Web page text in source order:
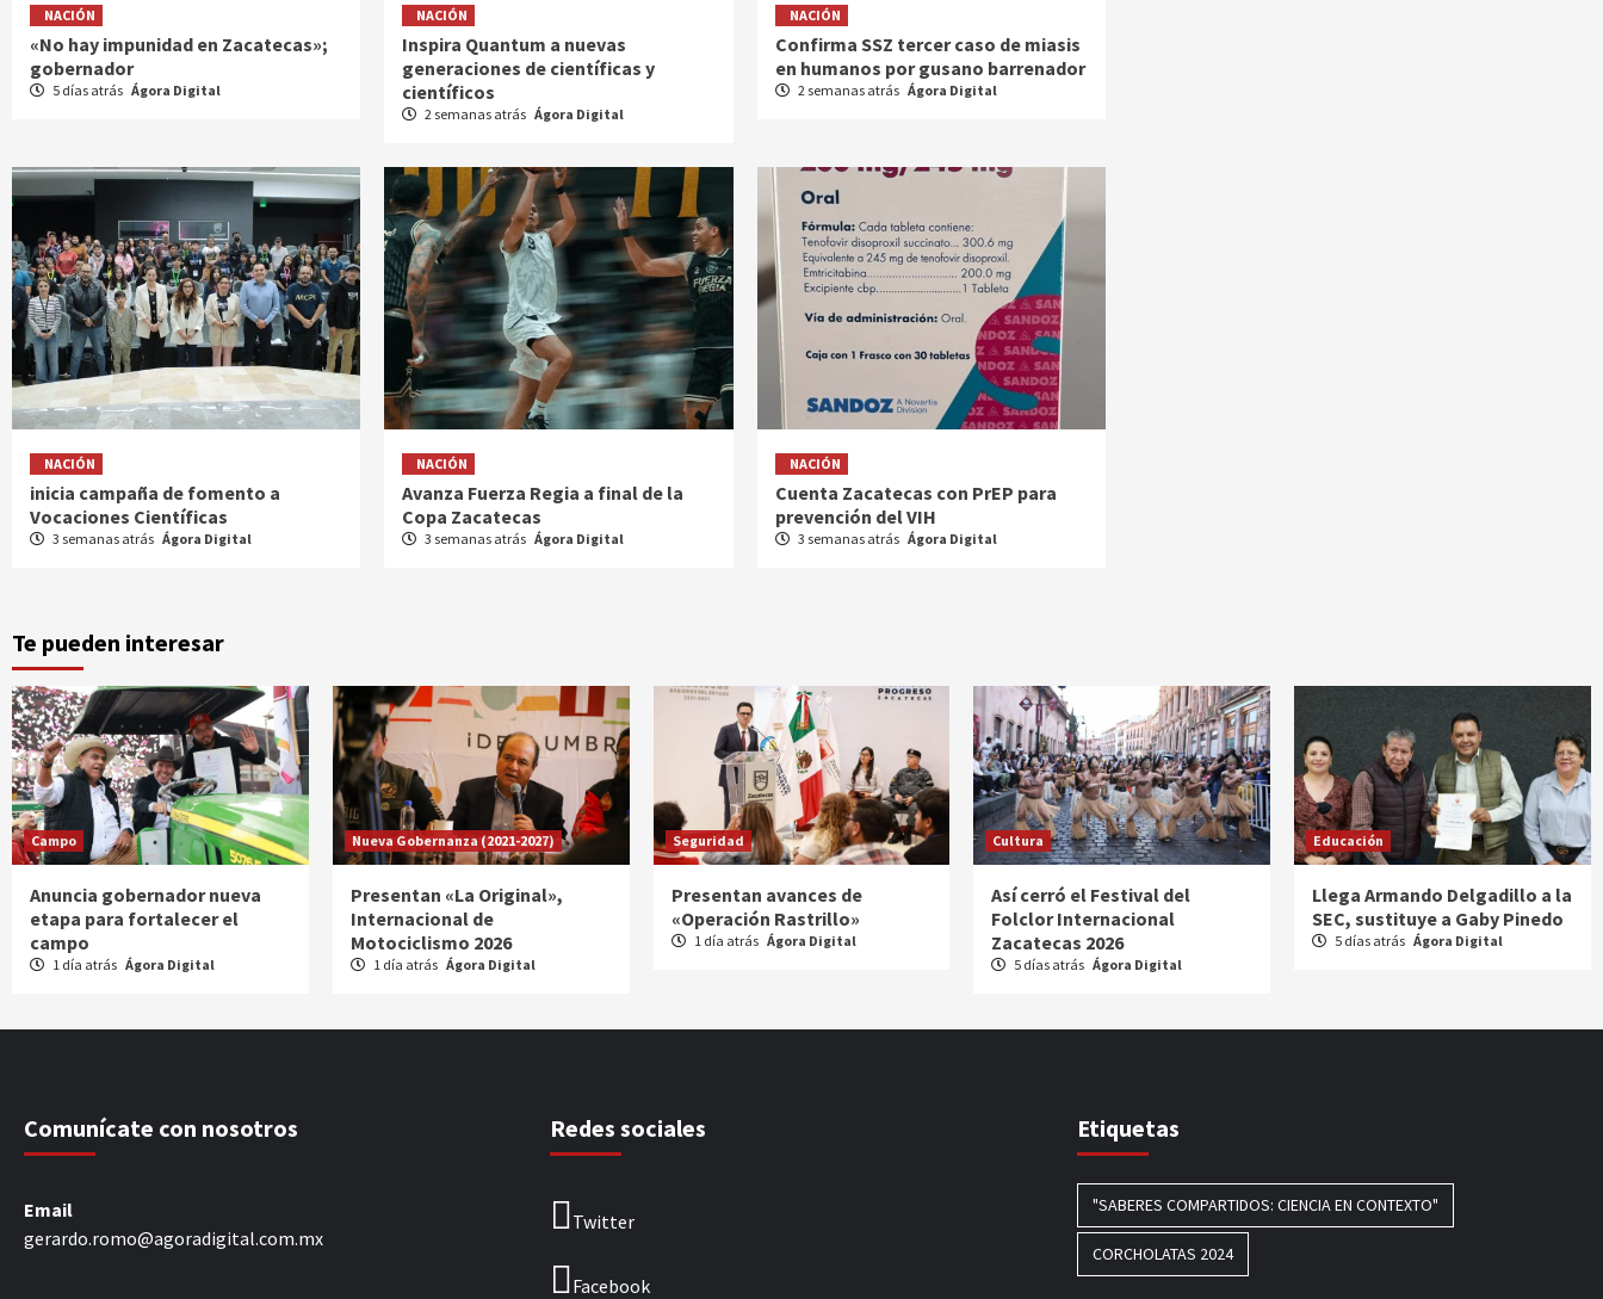
NACIÓN
«No hay impunidad en Zacatecas»;
gobernador
5 días atrás Ágora Digital
NACIÓN
Inspira Quantum a nuevas
generaciones de científicas y
científicos
2 semanas atrás Ágora Digital
NACIÓN
Confirma SSZ tercer caso de miasis
en humanos por gusano barrenador
2 semanas atrás Ágora Digital
NACIÓN
inicia campaña de fomento a
Vocaciones Científicas
3 semanas atrás Ágora Digital
NACIÓN
Avanza Fuerza Regia a final de la
Copa Zacatecas
3 semanas atrás Ágora Digital
NACIÓN
Cuenta Zacatecas con PrEP para
prevención del VIH
3 semanas atrás Ágora Digital
Te pueden interesar
Campo
Anuncia gobernador nueva
etapa para fortalecer el
campo
1 día atrás Ágora Digital
Nueva Gobernanza (2021-2027)
Presentan «La Original»,
Internacional de
Motociclismo 2026
1 día atrás Ágora Digital
Seguridad
Presentan avances de
«Operación Rastrillo»
1 día atrás Ágora Digital
Cultura
Así cerró el Festival del
Folclor Internacional
Zacatecas 2026
5 días atrás Ágora Digital
Educación
Llega Armando Delgadillo a la
SEC, sustituye a Gaby Pinedo
5 días atrás Ágora Digital
Comunícate con nosotros
Email
gerardo.romo@agoradigital.com.mx
Redes sociales
Twitter
Facebook
Etiquetas
"SABERES COMPARTIDOS: CIENCIA EN CONTEXTO"
CORCHOLATAS 2024